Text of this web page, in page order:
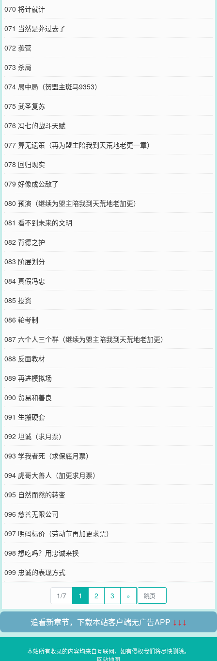
070 将计就计
071 当然是莽过去了
072 袭营
073 杀局
074 局中局（贺盟主斑马9353）
075 武圣复苏
076 冯七的战斗天赋
077 算无遗策（再为盟主陪我到天荒地老更一章）
078 回归现实
079 好像成公敌了
080 预演（继续为盟主陪我到天荒地老加更）
081 看不到未来的文明
082 背德之护
083 阶层划分
084 真假冯忠
085 投资
086 轮考制
087 六个人三个群（继续为盟主陪我到天荒地老加更）
088 反面教材
089 再进模拟场
090 贸易和善良
091 生搬硬套
092 坦诚（求月票）
093 学我者死（求保底月票）
094 虎哥大善人（加更求月票）
095 自然而然的转变
096 慈善无限公司
097 明码标价（劳动节再加更求票）
098 想吃吗？用忠诚来换
099 忠诚的表现方式
1/7 1 2 3 »
追看新章节，下载本站客户端无广告APP ↓↓↓
本站所有收录的内容均来自互联网，如有侵权我们将尽快删除。
网站地图